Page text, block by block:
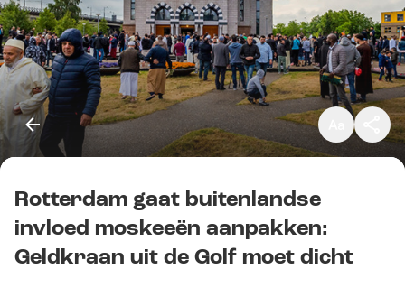
Klein
Standaard
Groot
Kopieer link
Rotterdam gaat buitenlandse
invloed moskeeën aanpakken:
Geldkraan uit de Golf moet dicht